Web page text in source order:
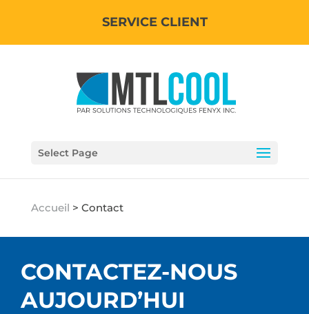
SERVICE CLIENT
Select Page
Accueil > Contact
CONTACTEZ-NOUS
AUJOURD’HUI